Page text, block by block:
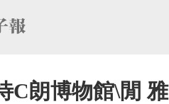
C朗博物館\閒 雅